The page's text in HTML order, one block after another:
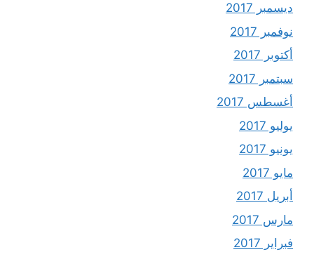
ديسمبر 2017
نوفمبر 2017
أكتوبر 2017
سبتمبر 2017
أغسطس 2017
يوليو 2017
يونيو 2017
مايو 2017
أبريل 2017
مارس 2017
فبراير 2017